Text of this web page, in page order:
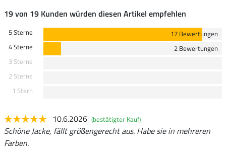
19 von 19 Kunden würden diesen Artikel empfehlen
5 Sterne
17 Bewertungen
4 Sterne
2 Bewertungen
3 Sterne
2 Sterne
1 Stern
10.6.2026 (bestätigter Kauf)
Schöne Jacke, fällt größengerecht aus. Habe sie in mehreren
Farben.